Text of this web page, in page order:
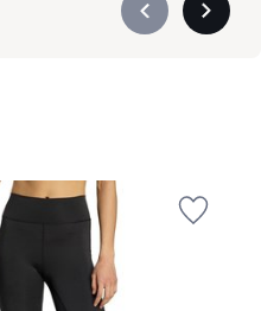
Précédent